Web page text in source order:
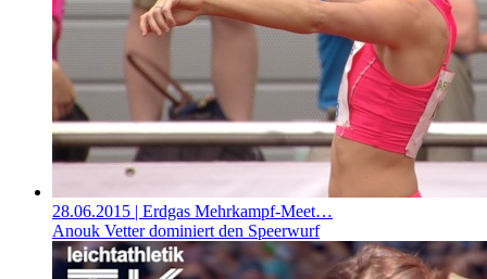
28.06.2015 | Erdgas Mehrkampf-Meet…
Anouk Vetter dominiert den Speerwurf